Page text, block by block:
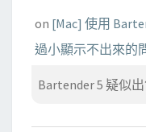
on [Mac] 使用
過小顯示不出來的
Bartender 5 疑似